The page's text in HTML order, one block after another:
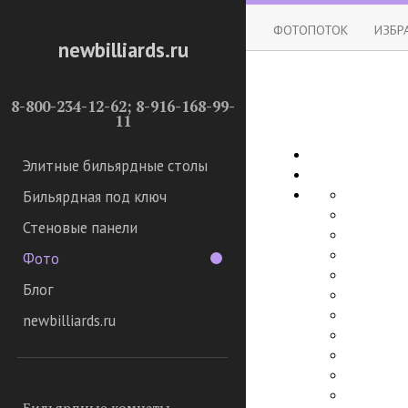
newbilliards.ru
8-800-234-12-62; 8-916-168-99-
11
Элитные бильярдные столы
Бильярдная под ключ
Стеновые панели
Фото
Блог
newbilliards.ru
ФОТОПОТОК